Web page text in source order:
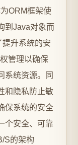
ORM框架使
到Java对象而
升系统的安
管理以确保
系统资源。同
和隐私防止敏
保系统的安全
个安全、可靠
S的架构